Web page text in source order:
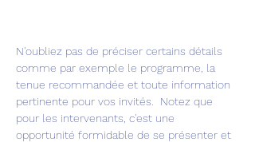
N'oubliez pas de préciser certains détails
comme par exemple le programme, la
tenue recommandée et toute information
pertinente pour vos invités.  Notez que
pour les intervenants, c'est une
opportunité formidable de se présenter et